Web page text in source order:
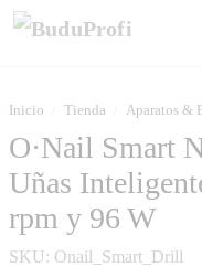
Inicio Tienda Aparatos &
O·Nail Smart
Uñas
rpm y 96 W
SKU: Onail_Smart_Drill